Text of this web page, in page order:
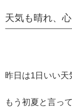
天気も晴れ、
昨日は1日いい天
もう初夏と言っ